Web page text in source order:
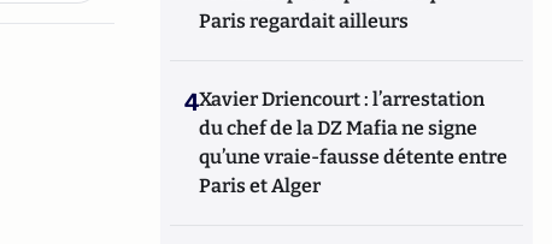
Paris regardait ailleurs
4Xavier Driencourt : l’arrestation
du chef de la DZ Mafia ne signe
qu’une vraie-fausse détente entre
Paris et Alger